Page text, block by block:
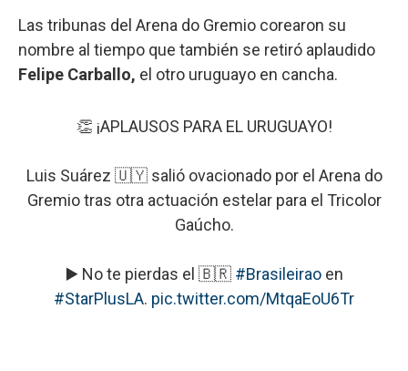
Las tribunas del Arena do Gremio corearon su
nombre al tiempo que también se retiró aplaudido
Felipe Carballo, el otro uruguayo en cancha.
👏 ¡APLAUSOS PARA EL URUGUAYO!
Luis Suárez 🇺🇾 salió ovacionado por el Arena do
Gremio tras otra actuación estelar para el Tricolor
Gaúcho.
▶️ No te pierdas el 🇧🇷 #Brasileiraoen
#StarPlusLA. pic.twitter.com/MtqaEoU6Tr